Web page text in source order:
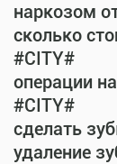
наркозом
сколько
#CITY#
операции
#CITY#
сделать
удаление